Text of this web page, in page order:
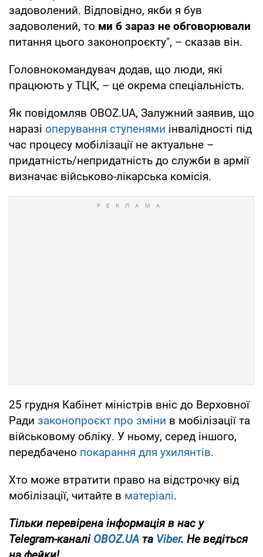
задоволений. Відповідно, якби я був
задоволений, то ми б зараз не обговорювали
питання цього законопроєкту", – сказав він.
Головнокомандувач додав, що люди, які
працюють у ТЦК, – це окрема спеціальність.
Як повідомляв OBOZ.UA, Залужний заявив, що
наразі оперування ступенями інвалідності під
час процесу мобілізації не актуальне –
придатність/непридатність до служби в армії
визначає військово-лікарська комісія.
25 грудня Кабінет міністрів вніс до Верховної
Ради законопроєкт про зміни в мобілізації та
військовому обліку. У ньому, серед іншого,
передбачено покарання для ухилянтів.
Хто може втратити право на відстрочку від
мобілізації, читайте в матеріалі.
Тільки перевірена інформація в нас у
Telegram-каналі OBOZ.UA та Viber. Не ведіться